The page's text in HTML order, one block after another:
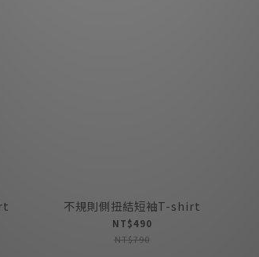
不規則側扭結短袖T-shirt
NT$490
NT$790